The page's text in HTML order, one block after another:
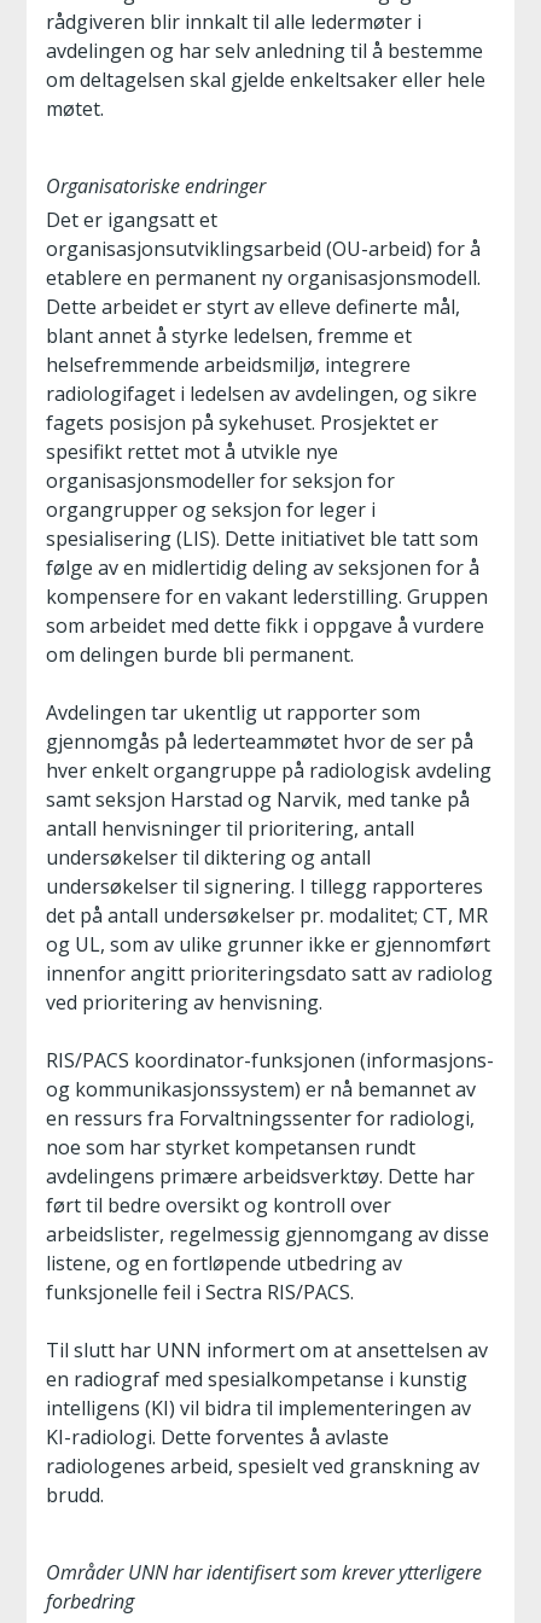
rådgiveren blir innkalt til alle ledermøter i
avdelingen og har selv anledning til å bestemme
om deltagelsen skal gjelde enkeltsaker eller hele
møtet.
Organisatoriske endringer
Det er igangsatt et
organisasjonsutviklingsarbeid (OU-arbeid) for å
etablere en permanent ny organisasjonsmodell.
Dette arbeidet er styrt av elleve definerte mål,
blant annet å styrke ledelsen, fremme et
helsefremmende arbeidsmiljø, integrere
radiologifaget i ledelsen av avdelingen, og sikre
fagets posisjon på sykehuset. Prosjektet er
spesifikt rettet mot å utvikle nye
organisasjonsmodeller for seksjon for
organgrupper og seksjon for leger i
spesialisering (LIS). Dette initiativet ble tatt som
følge av en midlertidig deling av seksjonen for å
kompensere for en vakant lederstilling. Gruppen
som arbeidet med dette fikk i oppgave å vurdere
om delingen burde bli permanent.
Avdelingen tar ukentlig ut rapporter som
gjennomgås på lederteammøtet hvor de ser på
hver enkelt organgruppe på radiologisk avdeling
samt seksjon Harstad og Narvik, med tanke på
antall henvisninger til prioritering, antall
undersøkelser til diktering og antall
undersøkelser til signering. I tillegg rapporteres
det på antall undersøkelser pr. modalitet; CT, MR
og UL, som av ulike grunner ikke er gjennomført
innenfor angitt prioriteringsdato satt av radiolog
ved prioritering av henvisning.
RIS/PACS koordinator-funksjonen (informasjons-
og kommunikasjonssystem) er nå bemannet av
en ressurs fra Forvaltningssenter for radiologi,
noe som har styrket kompetansen rundt
avdelingens primære arbeidsverktøy. Dette har
ført til bedre oversikt og kontroll over
arbeidslister, regelmessig gjennomgang av disse
listene, og en fortløpende utbedring av
funksjonelle feil i Sectra RIS/PACS.
Til slutt har UNN informert om at ansettelsen av
en radiograf med spesialkompetanse i kunstig
intelligens (KI) vil bidra til implementeringen av
KI-radiologi. Dette forventes å avlaste
radiologenes arbeid, spesielt ved granskning av
brudd.
Områder UNN har identifisert som krever ytterligere
forbedring